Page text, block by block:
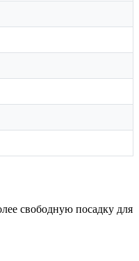
свободную посадку для